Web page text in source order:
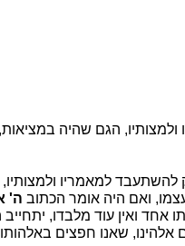
הגם שהיה
למאמריו
ואם היה אומר הכתוב ה'
אחד ואין עוד מלבדו,
עם אלהינו, שאנו חפצים